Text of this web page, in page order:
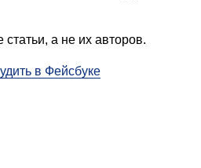
а не их авторов.
в Фейсбуке